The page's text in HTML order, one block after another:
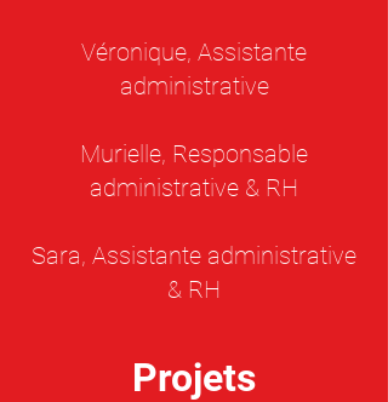
Véronique, Assistante
administrative
Murielle, Responsable
administrative & RH
Sara, Assistante administrative
& RH
Projets